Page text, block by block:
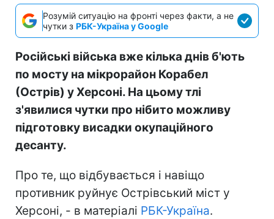
Розумій ситуацію на фронті через факти, а не
чутки з РБК-Україна у Google
Російські війська вже кілька днів б'ють
по мосту на мікрорайон Корабел
(Острів) у Херсоні. На цьому тлі
з'явилися чутки про нібито можливу
підготовку висадки окупаційного
десанту.
Про те, що відбувається і навіщо
противник руйнує Острівський міст у
Херсоні, - в матеріалі РБК-Україна.